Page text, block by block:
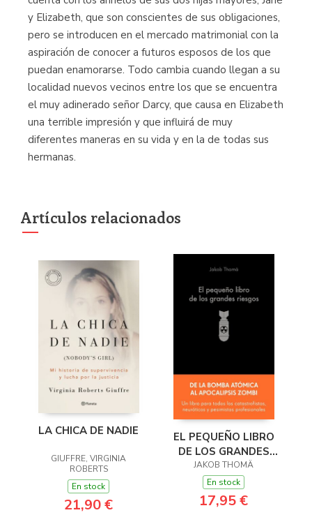
y Elizabeth, que son conscientes de sus obligaciones,
pero se introducen en el mercado matrimonial con la
aspiración de conocer a futuros esposos de los que
puedan enamorarse. Todo cambia cuando llegan a su
localidad nuevos vecinos entre los que se encuentra
el muy adinerado señor Darcy, que causa en Elizabeth
una terrible impresión y que influirá de muy
diferentes maneras en su vida y en la de todas sus
hermanas.
Artículos relacionados
LA CHICA DE NADIE
GIUFFRE, VIRGINIA
ROBERTS
En stock
21,90 €
EL PEQUEÑO LIBRO
DE LOS GRANDES
RIESGOS
JAKOB THOMÄ
En stock
17,95 €